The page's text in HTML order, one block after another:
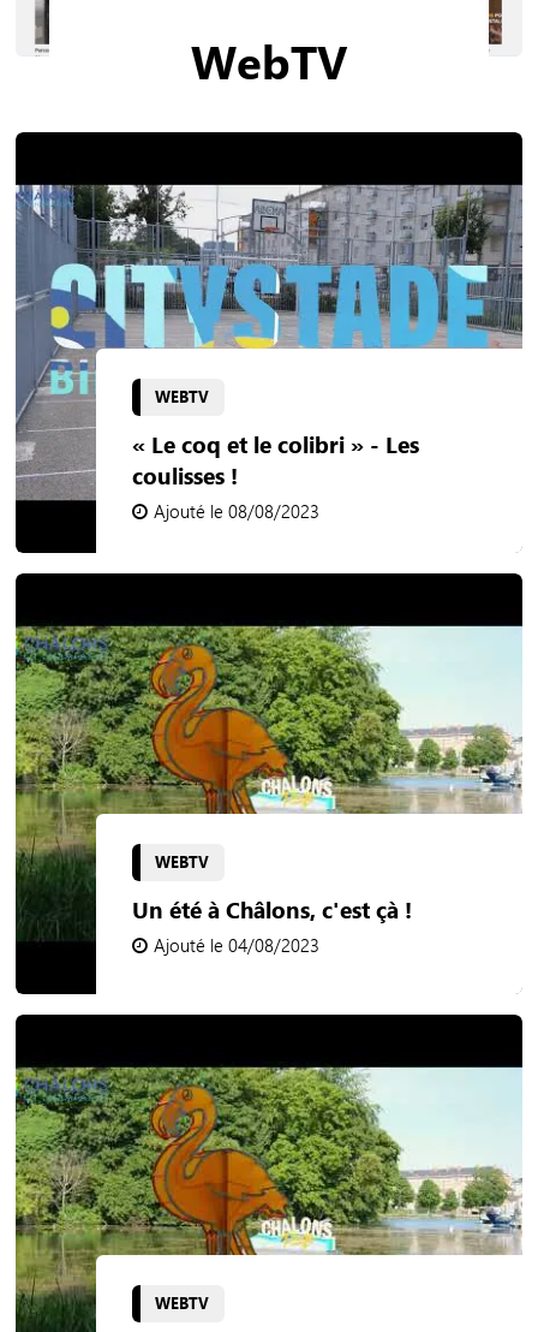
WebTV
WEBTV
« Le coq et le colibri » - Les
coulisses !
Ajouté le 08/08/2023
WEBTV
Un été à Châlons, c'est çà !
Ajouté le 04/08/2023
WEBTV